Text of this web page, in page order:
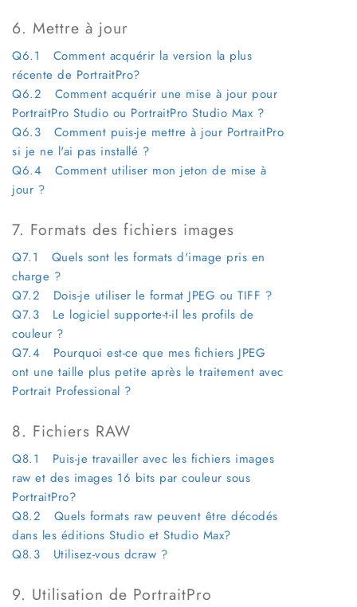
6. Mettre à jour
Q6.1 Comment acquérir la version la plus
récente de PortraitPro?
Q6.2 Comment acquérir une mise à jour pour
PortraitPro Studio ou PortraitPro Studio Max ?
Q6.3 Comment puis-je mettre à jour PortraitPro
si je ne l'ai pas installé ?
Q6.4 Comment utiliser mon jeton de mise à
jour ?
7. Formats des fichiers images
Q7.1 Quels sont les formats d'image pris en
charge ?
Q7.2 Dois-je utiliser le format JPEG ou TIFF ?
Q7.3 Le logiciel supporte-t-il les profils de
couleur ?
Q7.4 Pourquoi est-ce que mes fichiers JPEG
ont une taille plus petite après le traitement avec
Portrait Professional ?
8. Fichiers RAW
Q8.1 Puis-je travailler avec les fichiers images
raw et des images 16 bits par couleur sous
PortraitPro?
Q8.2 Quels formats raw peuvent être décodés
dans les éditions Studio et Studio Max?
Q8.3 Utilisez-vous dcraw ?
9. Utilisation de PortraitPro